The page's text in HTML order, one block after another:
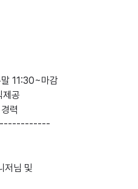
11:30~마감
제공
력
저님 및